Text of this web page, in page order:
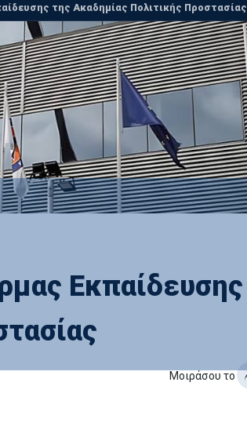
της Ακαδημίας Πολιτικής Προστασίας
Εκπαίδευσης
Μοιράσου το